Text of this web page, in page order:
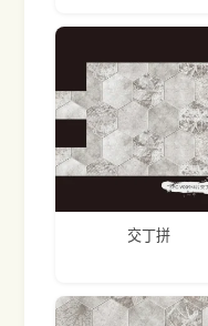
交丁拼